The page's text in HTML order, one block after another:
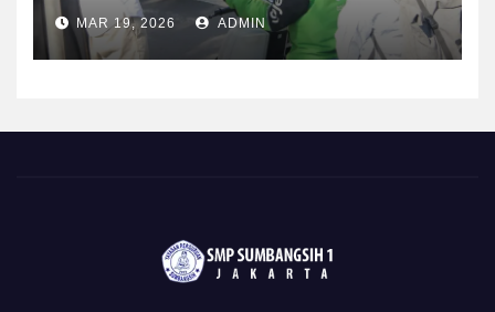
MAR 19, 2026 ADMIN